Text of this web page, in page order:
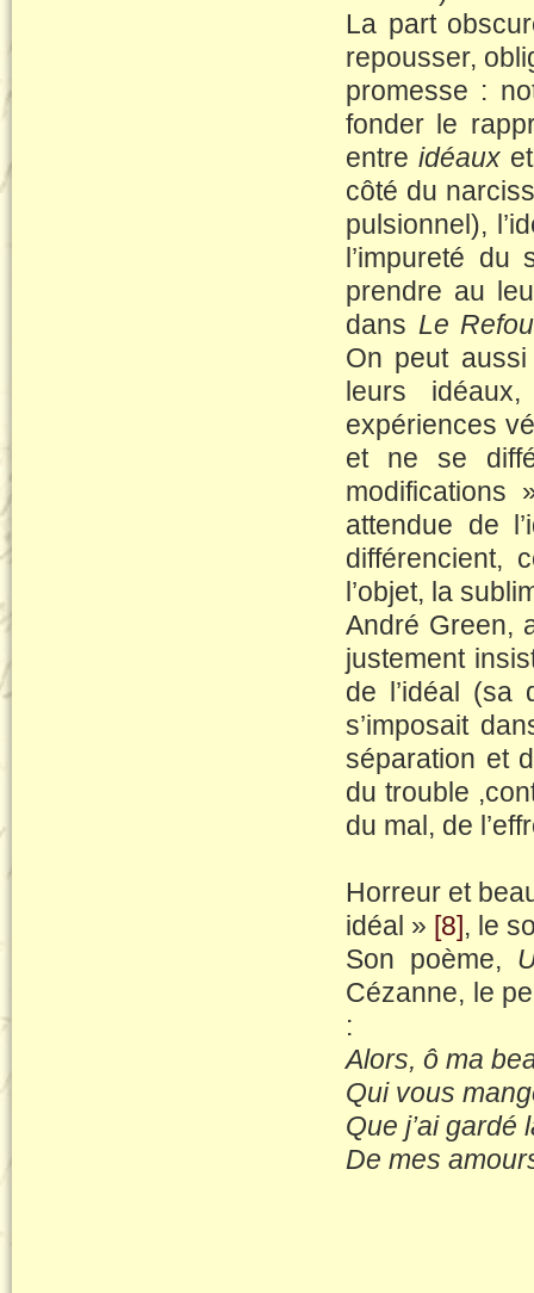
La part
repousser,
promesse :
fonder le
entre idéaux
côté du
pulsionnel),
l’impureté
prendre au
dans Le
On peut
leurs
expériences
et ne se
modifications
attendue de
différencient,
l’objet, la
André Green,
justement
de l’idéal (sa
s’imposait
séparation et
du trouble
du mal, de
Horreur et
idéal » [8], le
Son poème,
Cézanne, le
:
Alors, ô ma
Qui vous
Que j’ai gardé
De mes